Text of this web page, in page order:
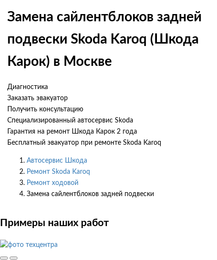
Замена сайлентблоков задней
подвески Skoda Karoq (Шкода
Карок) в Москве
Диагностика
Заказать эвакуатор
Получить консультацию
Специализированный автосервис Skoda
Гарантия на ремонт Шкода Карок 2 года
Бесплатный эвакуатор при ремонте Skoda Karoq
Автосервис Шкода
Ремонт Skoda Karoq
Ремонт ходовой
Замена сайлентблоков задней подвески
Примеры наших работ